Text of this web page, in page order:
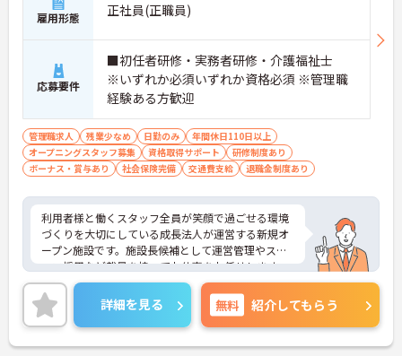
【ワークライフバランスを大切にできる環境】
・緊急時を除いて基本日勤のみの勤務となるため生
活リズムを整えやすくあります
・年間休日110日のほかご自身の誕生月に1日取得で
きる誕生日休暇があります ・産休育休や子どもの看
護休暇などライフステージの変化に合わせて柔軟に
お休みできます
【手厚いサポートとキャリアアップ体制】
・入職後は既存施設にて業務の流れを学べる現場研
・働きながら上位資格を目指せる費用全額負担の資
格取得支援制度があります ・施設長としてスタッフ
採用や運営管理など経営に近いポジションでご活躍
いただけます
雇用形態 正社員(正職員)
応募要件
■初任者研修・実務者研修・介護福祉士
※いずれか必須いずれか資格必須 ※管理職
経験ある方歓迎
管理職求人 残業少なめ 日勤のみ
年間休日110日以上
オープニングスタッフ募集
資格取得サポート
研修制度あり
ボーナス・賞与あり
社会保険完備 交通費支給 退職金制度あり
利用者様と働くスタッフ全員が笑顔で過ごせる環境
づくりを大切にしている成長法人が運営する新規オ
ープン施設です。施設長候補として運営管理やスタ
ッフ採用など裁量を持ってお仕事をお任せします。
入職後は既存施設での丁寧な事前研修が用意されて
おり、研修中の交通費や宿泊費も会社が負担するた
め安心してスタートできます。想定年収618万円と
高い給与水準に加え、決算賞与や資格取得費用の全
額補助など還元率の高さが魅力です。緊急時を除き
詳細を見る 無料 紹介してもらう